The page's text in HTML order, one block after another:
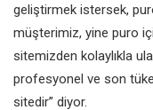
geliştirmek istersek,
müşterimiz, yine puro
sitemizden kolaylıkla
profesyonel ve son
sitedir” diyor.